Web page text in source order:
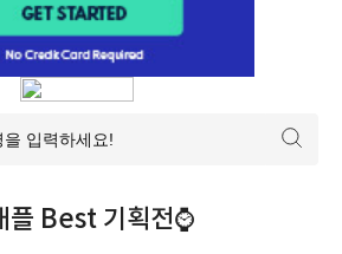
플 Best 기획전⌚️